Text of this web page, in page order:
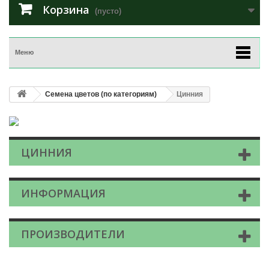
Корзина (пусто)
Меню
Семена цветов (по категориям) Цинния
ЦИННИЯ
ИНФОРМАЦИЯ
ПРОИЗВОДИТЕЛИ